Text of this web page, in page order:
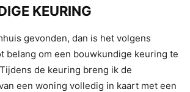
KEURING
gevonden, dan is het volgens
belang om een bouwkundige keuring te
de keuring breng ik de
een woning volledig in kaart met een